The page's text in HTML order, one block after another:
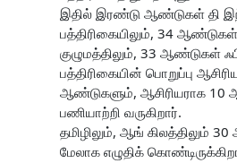
இதில் இரண்டு ஆண்டுகள் தி
பத்திரிகையிலும், 34
குழுமத்திலும், 33 ஆண்டுகள்
பத்திரிகையின் பொறுப்பு
ஆண்டுகளும், ஆசிரியராக 10
பணியாற்றி வருகிறார்.
தமிழிலும், ஆங் கிலத்திலும்
மேலாக எழுதிக்